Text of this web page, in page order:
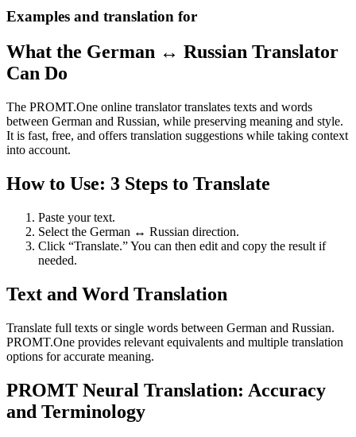
Examples and translation for
What the German ↔ Russian Translator
Can Do
The PROMT.One online translator translates texts and words
between German and Russian, while preserving meaning and style.
It is fast, free, and offers translation suggestions while taking context
into account.
How to Use: 3 Steps to Translate
Paste your text.
Select the German ↔ Russian direction.
Click “Translate.” You can then edit and copy the result if
needed.
Text and Word Translation
Translate full texts or single words between German and Russian.
PROMT.One provides relevant equivalents and multiple translation
options for accurate meaning.
PROMT Neural Translation: Accuracy
and Terminology